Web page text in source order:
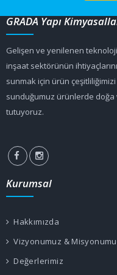
GRADA Yapı
Gelişen ve yenilenen
inşaat sektörünün
sunmak için ürün
sunduğumuz ürünlerde doğa
tutuyoruz.
Kurumsal
Hakkımızda
Vizyonumuz &
Değerlerimiz